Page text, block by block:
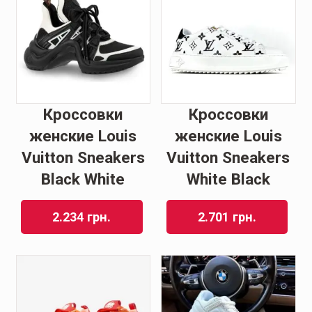
Кроссовки
женские Louis
Vuitton Sneakers
Black White
2.234 грн.
Кроссовки
женские Louis
Vuitton Sneakers
White Black
2.701 грн.